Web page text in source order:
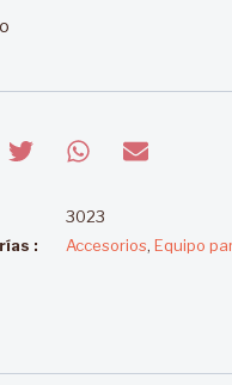
3023
:
Accesorios, Equipo